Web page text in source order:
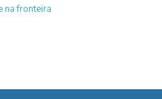
na fronteira